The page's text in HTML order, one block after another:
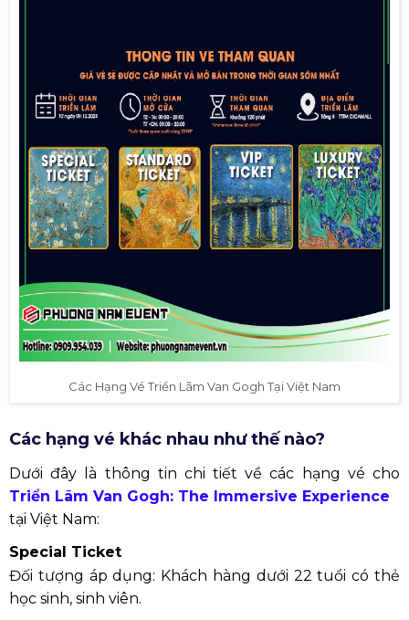
Các Hạng Vé Triển Lãm Van Gogh Tại Việt Nam
Các hạng vé khác nhau như thế nào?
Dưới đây là thông tin chi tiết về các hạng vé cho
Triển Lãm Van Gogh: The Immersive Experience
tại Việt Nam:
Special Ticket
Đối tượng áp dụng: Khách hàng dưới 22 tuổi có thẻ
học sinh, sinh viên.